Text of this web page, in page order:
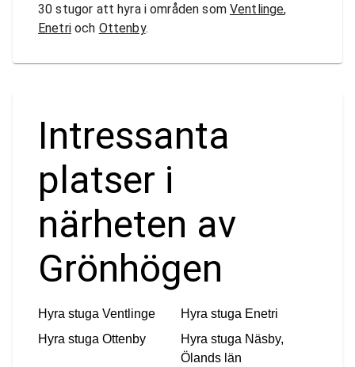
30 stugor att hyra i områden som Ventlinge,
Enetrioch Ottenby.
Intressanta
platser i
närheten av
Grönhögen
Hyra stuga Ventlinge Hyra stuga Enetri
Hyra stuga Ottenby Hyra stuga Näsby,
Ölands län